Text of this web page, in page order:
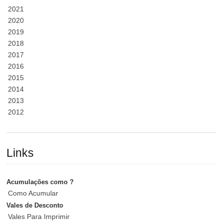
2021
2020
2019
2018
2017
2016
2015
2014
2013
2012
Links
Acumulações como ?
Como Acumular
Vales de Desconto
Vales Para Imprimir